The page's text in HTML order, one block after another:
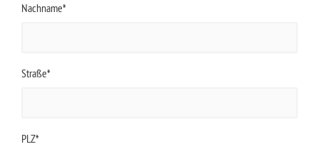
Nachname*
Straße*
PLZ*